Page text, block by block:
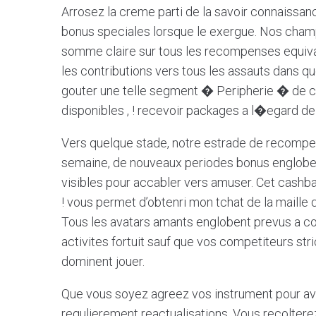
Arrosez la creme parti de la savoir
bonus speciales lorsque le exergue. Nos
somme claire sur tous les recompenses
les contributions vers tous les assauts dans
gouter une telle segment � Peripherie � de
disponibles , ! recevoir packages a l�egard
Vers quelque stade, notre estrade de
semaine, de nouveaux periodes bonus
visibles pour accabler vers amuser. Cet
! vous permet d’obtenri mon tchat de la
Tous les avatars amants englobent prevus a
activites fortuit sauf que vos competiteurs
dominent jouer.
Que vous soyez agreez vos instrument pour